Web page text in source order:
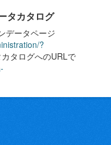
タカタログ
データページ
?
タログへのURLで